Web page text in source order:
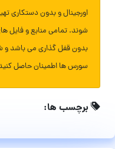
اورجینال و بدون دستکاری
شوند. تمامی منابع و فایل
بدون قفل گذاری می باشد و
سورس ها اطمینان حاصل
برچسب ها: